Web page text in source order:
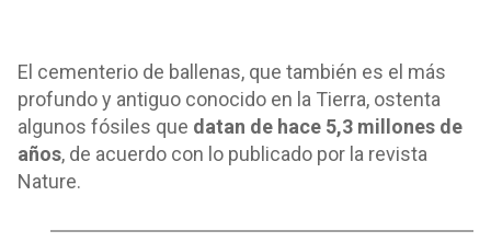
El cementerio de ballenas, que también es el más
profundo y antiguo conocido en la Tierra, ostenta
algunos fósiles que datan de hace 5,3 millones de
años, de acuerdo con lo publicado por la revista
Nature.